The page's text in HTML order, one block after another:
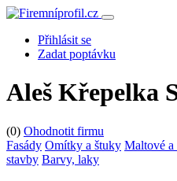
Přihlásit se
Zadat poptávku
Aleš Křepelka
(0) Ohodnotit firmu
Fasády Omítky a štuky Maltové a
stavby Barvy, laky